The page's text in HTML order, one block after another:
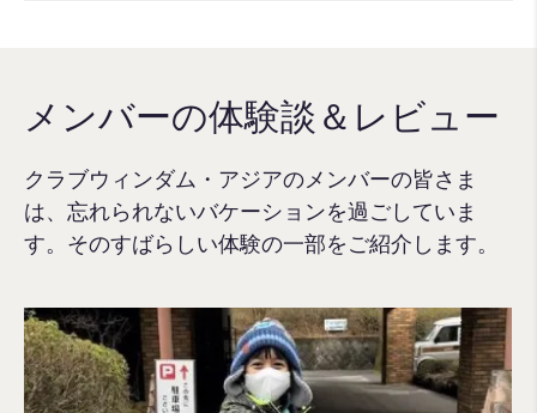
メンバーの体験談＆レビュー
クラブウィンダム・アジアのメンバーの皆さま
は、忘れられないバケーションを過ごしていま
す。そのすばらしい体験の一部をご紹介します。